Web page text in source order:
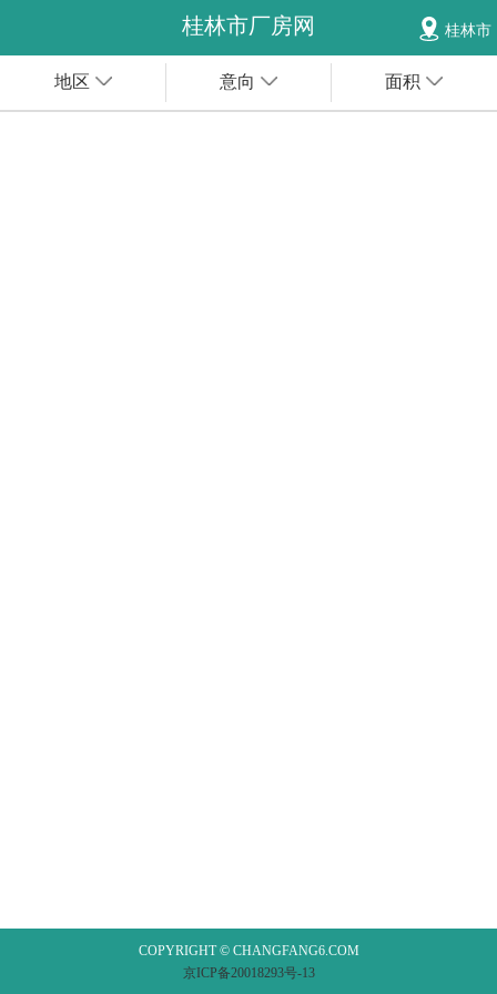
桂林市厂房网 桂林市
地区 意向 面积
COPYRIGHT © CHANGFANG6.COM
京ICP备20018293号-13